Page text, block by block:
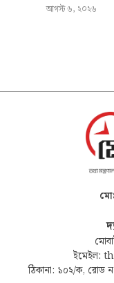
আগস্ট ৬, ২০২৬
ইমেইল:
ঠিকানা: ১০২/ক, রোড